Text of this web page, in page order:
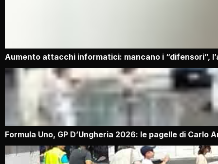
Aumento attacchi informatici: mancano i “difensori”,
Formula Uno, GP D’Ungheria 2026: le pagelle di Carlo